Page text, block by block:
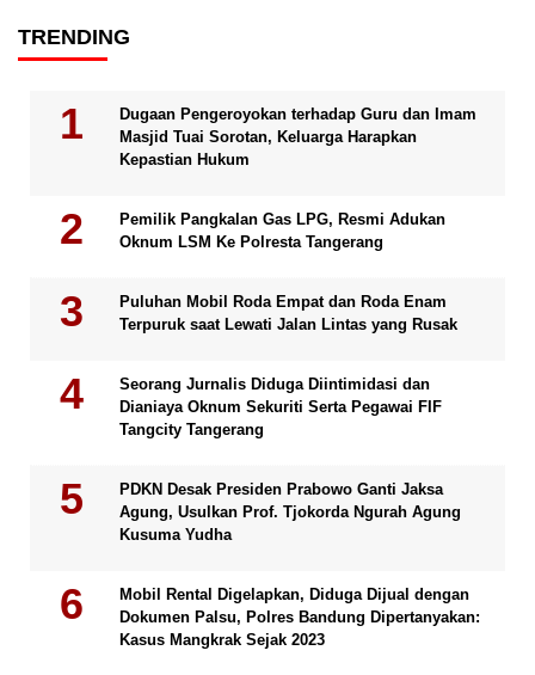
TRENDING
Dugaan Pengeroyokan terhadap Guru dan Imam
Masjid Tuai Sorotan, Keluarga Harapkan
Kepastian Hukum
Pemilik Pangkalan Gas LPG, Resmi Adukan
Oknum LSM Ke Polresta Tangerang
Puluhan Mobil Roda Empat dan Roda Enam
Terpuruk saat Lewati Jalan Lintas yang Rusak
Seorang Jurnalis Diduga Diintimidasi dan
Dianiaya Oknum Sekuriti Serta Pegawai FIF
Tangcity Tangerang
PDKN Desak Presiden Prabowo Ganti Jaksa
Agung, Usulkan Prof. Tjokorda Ngurah Agung
Kusuma Yudha
Mobil Rental Digelapkan, Diduga Dijual dengan
Dokumen Palsu, Polres Bandung Dipertanyakan:
Kasus Mangkrak Sejak 2023